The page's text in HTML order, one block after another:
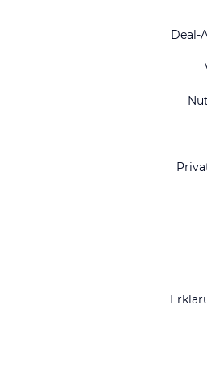
Deal-